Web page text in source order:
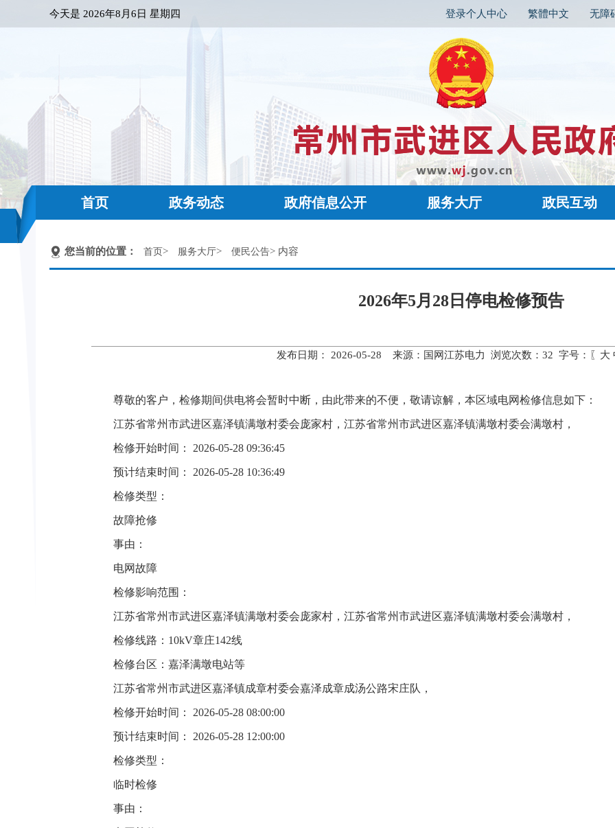
今天是 2026年8月6日 星期四 登录个人中心 繁體中文 无障
首页 政务动态 政府信息公开 服务大厅 政民互动
您当前的位置： 首页> 服务大厅> 便民公告> 内容
2026年5月28日停电检修预告
发布日期： 2026-05-28 来源：国网江苏电力 浏览次数： 32 字号：〖 大
尊敬的客户，检修期间供电将会暂时中断，由此带来的不便，敬请谅解，本区域电网检修信息如下：
江苏省常州市武进区嘉泽镇满墩村委会庞家村，江苏省常州市武进区嘉泽镇满墩村委会满墩村，
检修开始时间： 2026-05-28 09:36:45
预计结束时间： 2026-05-28 10:36:49
检修类型：
故障抢修
事由：
电网故障
检修影响范围：
江苏省常州市武进区嘉泽镇满墩村委会庞家村，江苏省常州市武进区嘉泽镇满墩村委会满墩村，
检修线路：10kV章庄142线
检修台区：嘉泽满墩电站等
江苏省常州市武进区嘉泽镇成章村委会嘉泽成章成汤公路宋庄队，
检修开始时间： 2026-05-28 08:00:00
预计结束时间： 2026-05-28 12:00:00
检修类型：
临时检修
事由：